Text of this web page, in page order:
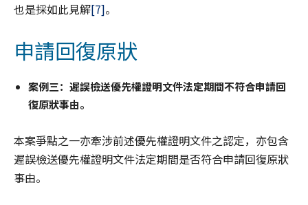
也是採如此見解[7]。
申請回復原狀
案例三：遲誤檢送優先權證明文件法定期間不符合申請回
復原狀事由。
本案爭點之一亦牽涉前述優先權證明文件之認定，亦包含
遲誤檢送優先權證明文件法定期間是否符合申請回復原狀
事由。